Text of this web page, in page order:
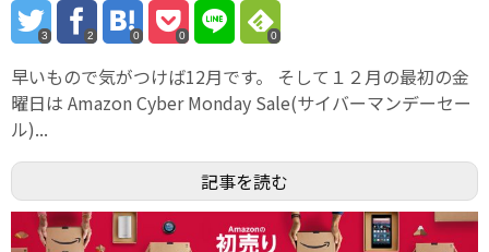
3 2 0 0 0
早いもので気がつけば12月です。 そして１２月の最初の金
曜日は Amazon Cyber Monday Sale(サイバーマンデーセー
ル)...
記事を読む